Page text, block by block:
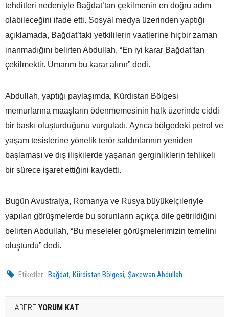
tehditleri nedeniyle Bağdat’tan çekilmenin en doğru adım
olabileceğini ifade etti. Sosyal medya üzerinden yaptığı
açıklamada, Bağdat’taki yetkililerin vaatlerine hiçbir zaman
inanmadığını belirten Abdullah, “En iyi karar Bağdat’tan
çekilmektir. Umarım bu karar alınır” dedi.
Abdullah, yaptığı paylaşımda, Kürdistan Bölgesi
memurlarına maaşların ödenmemesinin halk üzerinde ciddi
bir baskı oluşturduğunu vurguladı. Ayrıca bölgedeki petrol ve
yaşam tesislerine yönelik terör saldırılarının yeniden
başlaması ve dış ilişkilerde yaşanan gerginliklerin tehlikeli
bir sürece işaret ettiğini kaydetti.
Bugün Avustralya, Romanya ve Rusya büyükelçileriyle
yapılan görüşmelerde bu sorunların açıkça dile getirildiğini
belirten Abdullah, “Bu meseleler görüşmelerimizin temelini
oluşturdu” dedi.
Etiketler : Bağdat,Kürdistan Bölgesi,Şaxewan Abdullah
HABERE YORUM KAT